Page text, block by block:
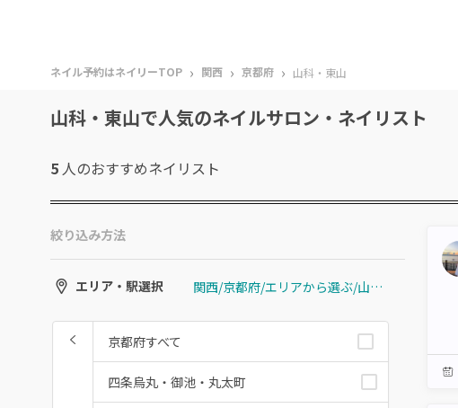
ネイル予約はネイリーTOP › 関西 › 京都府 › 山科・東山
山科・東山で人気のネイルサロン・ネイリスト
5 人のおすすめネイリスト
絞り込み方法
エリア・駅選択 関西/京都府/エリアから選ぶ/山科・東山
京都府すべて
四条烏丸・御池・丸太町